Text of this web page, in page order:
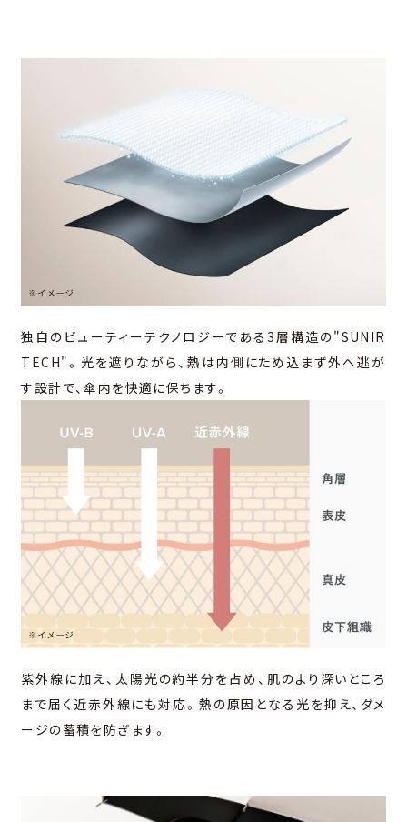
独⾃のビューティーテクノロジーである3層構造の"SUNIR
TECH"。光を遮りながら、熱は内側にため込まず外へ逃が
す設計で、傘内を快適に保ちます。
紫外線に加え、太陽光の約半分を占め、肌のより深いところ
まで届く近⾚外線にも対応。熱の原因となる光を抑え、ダメ
ージの蓄積を防ぎます。